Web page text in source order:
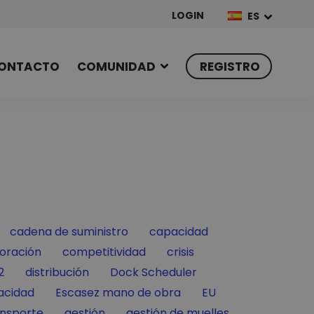
LOGIN ES
COMUNIDAD REGISTRO
Filter by
cadena de suministro Filter by
capacidad
Filter by
competitividad Filter by
crisis
Filter by
distribución Filter by
Dock Scheduler
Filter by
Escasez mano de obra Filter by
EU